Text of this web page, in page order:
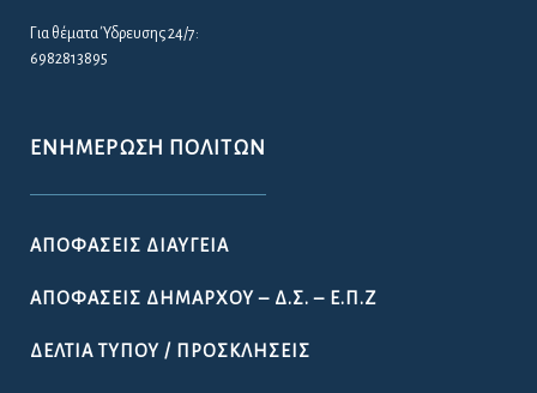
Για θέματα Ύδρευσης 24/7:
6982813895
ΕΝΗΜΈΡΩΣΗ ΠΟΛΙΤΏΝ
ΑΠΟΦΆΣΕΙΣ ΔΙΑΎΓΕΙΑ
ΑΠΟΦΆΣΕΙΣ ΔΗΜΆΡΧΟΥ – Δ.Σ. – Ε.Π.Ζ
ΔΕΛΤΊΑ ΤΎΠΟΥ / ΠΡΟΣΚΛΉΣΕΙΣ